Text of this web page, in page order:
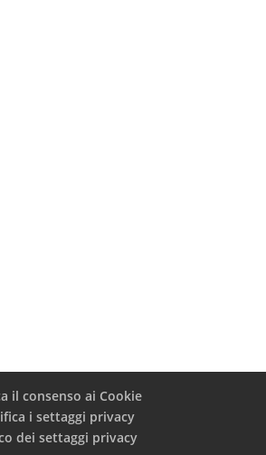
il consenso ai Cookie
i settaggi privacy
dei settaggi privacy